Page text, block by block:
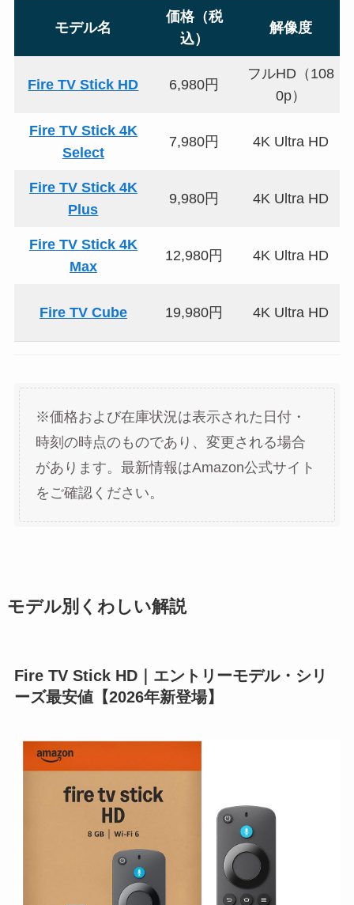
モデル名
価格（税
込）
解像度
Fire TV Stick HD 6,980円
フルHD（108
0p）
Fire TV Stick 4K
Select
7,980円 4K Ultra HD
Fire TV Stick 4K
Plus
9,980円 4K Ultra HD
Fire TV Stick 4K
Max
12,980円 4K Ultra HD
Fire TV Cube 19,980円 4K Ultra HD
※価格および在庫状況は表示された日付・
時刻の時点のものであり、変更される場合
があります。最新情報はAmazon公式サイト
をご確認ください。
モデル別くわしい解説
Fire TV Stick HD｜エントリーモデル・シリ
ーズ最安値【2026年新登場】